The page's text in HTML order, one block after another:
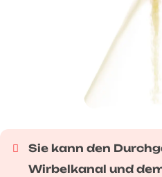
Sie kann den
Wirbelkanal und